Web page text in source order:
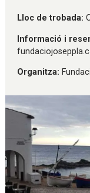
Lloc de trobada:
Informació i
Organitza: